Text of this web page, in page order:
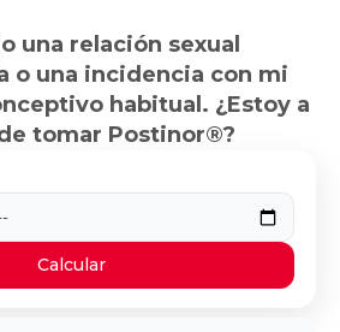
una relación sexual
o una incidencia con mi
habitual. ¿Estoy a
tomar Postinor®?
Calcular